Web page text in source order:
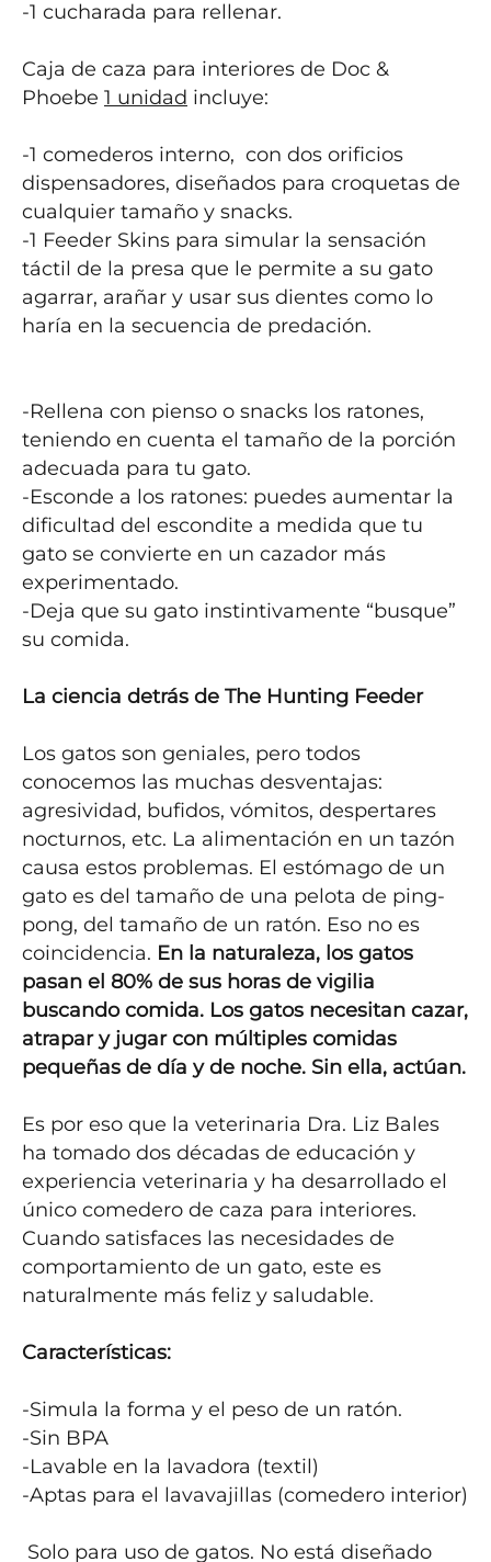
-1 cucharada para rellenar.
Caja de caza para interiores de Doc &
Phoebe 1 unidad incluye:
-1 comederos interno,  con dos orificios
dispensadores, diseñados para croquetas de
cualquier tamaño y snacks.
-1 Feeder Skins para simular la sensación
táctil de la presa que le permite a su gato
agarrar, arañar y usar sus dientes como lo
haría en la secuencia de predación.
-Rellena con pienso o snacks los ratones,
teniendo en cuenta el tamaño de la porción
adecuada para tu gato.
-Esconde a los ratones: puedes aumentar la
dificultad del escondite a medida que tu
gato se convierte en un cazador más
experimentado.
-Deja que su gato instintivamente “busque”
su comida.
La ciencia detrás de The Hunting Feeder
Los gatos son geniales, pero todos
conocemos las muchas desventajas:
agresividad, bufidos, vómitos, despertares
nocturnos, etc. La alimentación en un tazón
causa estos problemas. El estómago de un
gato es del tamaño de una pelota de ping-
pong, del tamaño de un ratón. Eso no es
coincidencia. En la naturaleza, los gatos
pasan el 80% de sus horas de vigilia
buscando comida. Los gatos necesitan cazar,
atrapar y jugar con múltiples comidas
pequeñas de día y de noche. Sin ella, actúan.
Es por eso que la veterinaria Dra. Liz Bales
ha tomado dos décadas de educación y
experiencia veterinaria y ha desarrollado el
único comedero de caza para interiores.
Cuando satisfaces las necesidades de
comportamiento de un gato, este es
naturalmente más feliz y saludable.
Características:
-Simula la forma y el peso de un ratón.
-Sin BPA
-Lavable en la lavadora (textil)
-Aptas para el lavavajillas (comedero interior)